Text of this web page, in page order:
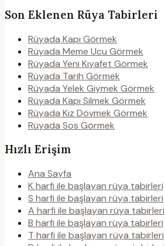
Son Eklenen Rüya Tabirleri
Rüyada Kapı Görmek
Rüyada Meme Ucu Görmek
Rüyada Yeni Kıyafet Görmek
Rüyada Tarih Görmek
Rüyada Yelek Giymek Görmek
Rüyada Kapı Silmek Görmek
Rüyada Kız Dövmek Görmek
Rüyada Sos Görmek
Hızlı Erişim
Ana Sayfa
K harfi ile başlayan rüya tabirleri
S harfi ile başlayan rüya tabirleri
A harfi ile başlayan rüya tabirleri
B harfi ile başlayan rüya tabirleri
T harfi ile başlayan rüya tabirleri